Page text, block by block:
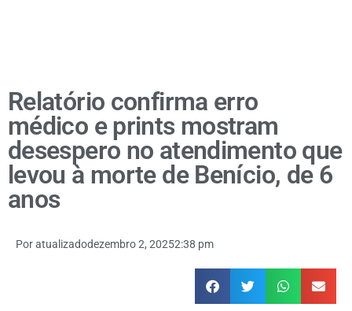
Relatório confirma erro
médico e prints mostram
desespero no atendimento que
levou à morte de Benício, de 6
anos
Poratualizadodezembro 2, 20252:38 pm